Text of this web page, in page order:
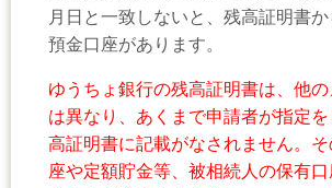
月日と一致しないと、残高証明書
預金口座があります。
ゆうちょ銀行の残高証明書は、他
は異なり、あくまで申請者が指定
高証明書に記載がなされません。
座や定額貯金等、被相続人の保有口